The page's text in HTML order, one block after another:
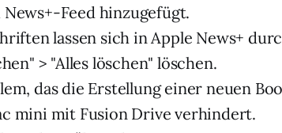
Feed hinzugefügt.
lassen sich in Apple News+
> "Alles löschen" löschen.
das die Erstellung einer neuen
mini mit Fusion Drive verhindert.